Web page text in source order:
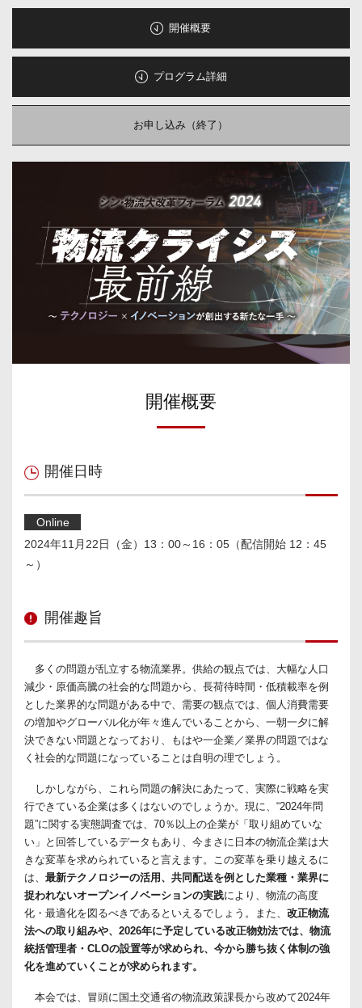
開催概要
プログラム詳細
お申し込み（終了）
開催概要
開催日時
Online
2024年11月22日（金）13：00～16：05（配信開始 12：45
～）
開催趣旨
多くの問題が乱立する物流業界。供給の観点では、大幅な人口
減少・原価高騰の社会的な問題から、長荷待時間・低積載率を例
とした業界的な問題がある中で、需要の観点では、個人消費需要
の増加やグローバル化が年々進んでいることから、一朝一夕に解
決できない問題となっており、もはや一企業／業界の問題ではな
く社会的な問題になっていることは自明の理でしょう。
しかしながら、これら問題の解決にあたって、実際に戦略を実
行できている企業は多くはないのでしょうか。現に、“2024年問
題”に関する実態調査では、70％以上の企業が「取り組めていな
い」と回答しているデータもあり、今まさに日本の物流企業は大
きな変革を求められていると言えます。この変革を乗り越えるに
は、 最新テクノロジーの活用、共同配送を例とした業種・業界に
捉われないオープンイノベーションの実践により、物流の高度
化・最適化を図るべきであるといえるでしょう。また、 改正物流
法への取り組みや、2026年に予定している改正物効法では、物流
統括管理者・CLOの設置等が求められ、今から勝ち抜く体制の強
化を進めていくことが求められます。
本会では、冒頭に国土交通省の物流政策課長から改めて2024年